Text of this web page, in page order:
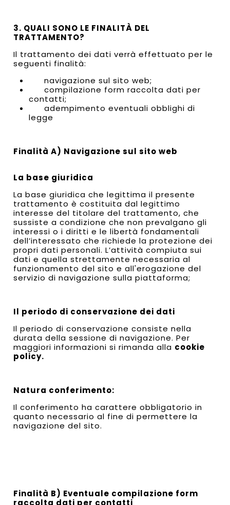
3. QUALI SONO LE FINALITÀ DEL
TRATTAMENTO?
Il trattamento dei dati verrà effettuato per le
seguenti finalità:
navigazione sul sito web;
compilazione form raccolta dati per
contatti;
adempimento eventuali obblighi di
legge
Finalità A) Navigazione sul sito web
La base giuridica
La base giuridica che legittima il presente
trattamento è costituita dal legittimo
interesse del titolare del trattamento, che
sussiste a condizione che non prevalgano gli
interessi o i diritti e le libertà fondamentali
dell’interessato che richiede la protezione dei
propri dati personali. L’attività compiuta sui
dati e quella strettamente necessaria al
funzionamento del sito e all'erogazione del
servizio di navigazione sulla piattaforma;
Il periodo di conservazione dei dati
Il periodo di conservazione consiste nella
durata della sessione di navigazione. Per
maggiori informazioni si rimanda alla cookie
policy.
Natura conferimento:
Il conferimento ha carattere obbligatorio in
quanto necessario al fine di permettere la
navigazione del sito.
Finalità B) Eventuale compilazione form
raccolta dati per contatti